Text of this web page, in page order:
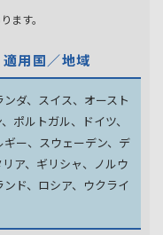
ます。
用国／地域
ダ、スイス、オースト
ポルトガル、ドイツ、
ー、スウェーデン、 デ
ア、ギリシャ、ノルウ
ド、 ロシア、ウクライ